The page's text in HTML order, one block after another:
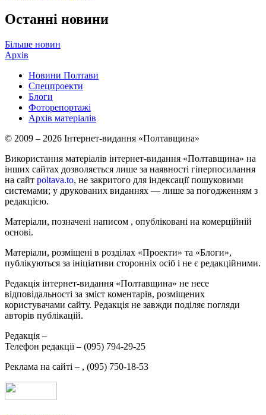
Останні новини
Більше новин
Архів
Новини Полтави
Спецпроекти
Блоги
Фоторепортажі
Архів матеріалів
© 2009 – 2026 Інтернет-видання «Полтавщина»
Використання матеріалів інтернет-видання «Полтавщина» на
інших сайтах дозволяється лише за наявності гіперпосилання
на сайт poltava.to, не закритого для індексації пошуковими
системами; у друкованих виданнях — лише за погодженням з
редакцією.
Матеріали, позначені написом , опубліковані на комерційній
основі.
Матеріали, розміщені в розділах «Проекти» та «Блоги»,
публікуються за ініціативи сторонніх осіб і не є редакційними.
Редакція інтернет-видання «Полтавщина» не несе
відповідальності за зміст коментарів, розміщених
користувачами сайту. Редакція не завжди поділяє погляди
авторів публікацій.
Редакція –
Телефон редакції – (095) 794-29-25
Реклама на сайті – , (095) 750-18-53